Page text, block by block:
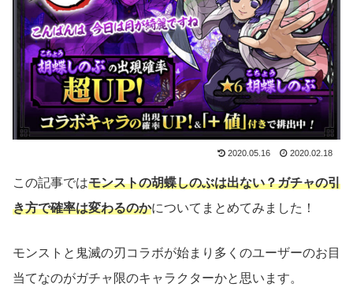
2020.05.16 2020.02.18
この記事ではモンストの胡蝶しのぶは出ない？ガチャの引
き方で確率は変わるのかについてまとめてみました！
モンストと鬼滅の刃コラボが始まり多くのユーザーのお目
当てなのがガチャ限のキャラクターかと思います。